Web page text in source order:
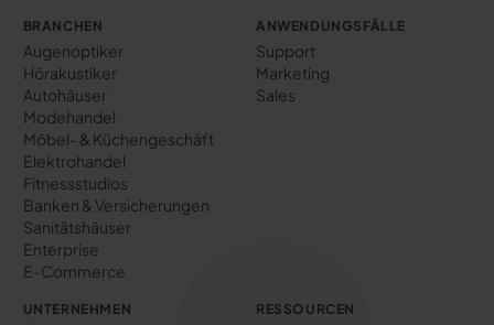
BRANCHEN
Augenoptiker
Hörakustiker
Autohäuser
Modehandel
Möbel- & Küchengeschäft
Elektrohandel
Fitnessstudios
Banken & Versicherungen
Sanitätshäuser
Enterprise
E-Commerce
ANWENDUNGSFÄLLE
Support
Marketing
Sales
UNTERNEHMEN RESSOURCEN